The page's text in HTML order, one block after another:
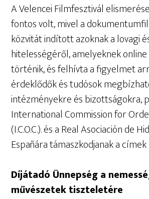
A Velencei Filmfesztivál
fontos volt, mivel a
közvitát indított azoknak a lovagi
hitelességéről, amelyeknek
történik, és felhívta a figyelmet
érdeklődők és tudósok
intézményekre és bizottságokra,
International Commission for
(I.C.O.C.). és a Real Asociación de
Españára támaszkodjanak a
Díjátadó Ünnepség a
művészetek tiszteletére